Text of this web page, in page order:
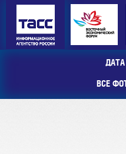
ДАТА
ВСЕ